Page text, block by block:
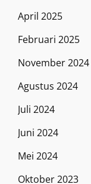
April 2025
Februari 2025
November 2024
Agustus 2024
Juli 2024
Juni 2024
Mei 2024
Oktober 2023